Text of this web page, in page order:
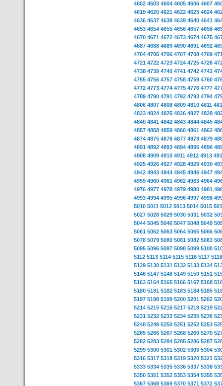
4602 4603 4604 4605 4606 4607
4619 4620 4621 4622 4623 4624
4636 4637 4638 4639 4640 4641
4653 4654 4655 4656 4657 4658
4670 4671 4672 4673 4674 4675
4687 4688 4689 4690 4691 4692
4704 4705 4706 4707 4708 4709
4721 4722 4723 4724 4725 4726
4738 4739 4740 4741 4742 4743
4755 4756 4757 4758 4759 4760
4772 4773 4774 4775 4776 4777
4789 4790 4791 4792 4793 4794
4806 4807 4808 4809 4810 4811
4823 4824 4825 4826 4827 4828
4840 4841 4842 4843 4844 4845
4857 4858 4859 4860 4861 4862
4874 4875 4876 4877 4878 4879
4891 4892 4893 4894 4895 4896
4908 4909 4910 4911 4912 4913
4925 4926 4927 4928 4929 4930
4942 4943 4944 4945 4946 4947
4959 4960 4961 4962 4963 4964
4976 4977 4978 4979 4980 4981
4993 4994 4995 4996 4997 4998
5010 5011 5012 5013 5014 5015
5027 5028 5029 5030 5031 5032
5044 5045 5046 5047 5048 5049
5061 5062 5063 5064 5065 5066
5078 5079 5080 5081 5082 5083
5095 5096 5097 5098 5099 5100
5112 5113 5114 5115 5116 5117 5118
5129 5130 5131 5132 5133 5134
5146 5147 5148 5149 5150 5151
5163 5164 5165 5166 5167 5168
5180 5181 5182 5183 5184 5185
5197 5198 5199 5200 5201 5202
5214 5215 5216 5217 5218 5219
5231 5232 5233 5234 5235 5236
5248 5249 5250 5251 5252 5253
5265 5266 5267 5268 5269 5270
5282 5283 5284 5285 5286 5287
5299 5300 5301 5302 5303 5304
5316 5317 5318 5319 5320 5321
5333 5334 5335 5336 5337 5338
5350 5351 5352 5353 5354 5355
5367 5368 5369 5370 5371 5372